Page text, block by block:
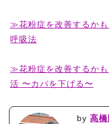
≫花粉症を改善するか
呼吸法
≫花粉症を改善するか
活 〜カパを下げる〜
by 高